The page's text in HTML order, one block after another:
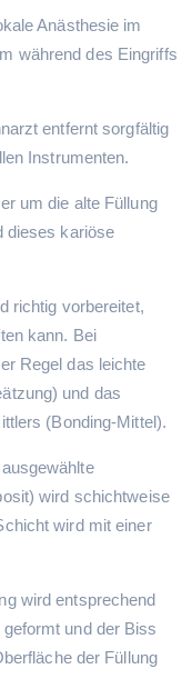
Anästhesie im
während des Eingriffs
entfernt sorgfältig
Instrumenten.
um die alte Füllung
dieses kariöse
richtig vorbereitet,
kann. Bei
Regel das leichte
und das
(Bonding-Mittel).
wird schichtweise
wird mit einer
wird entsprechend
und der Biss
der Füllung